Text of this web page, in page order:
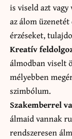
is viseld azt
az álom
érzéseket,
Kreatív
álmodban viselt
mélyebben
szimbólum.
Szakemberrel
álmaid vannak
rendszeresen